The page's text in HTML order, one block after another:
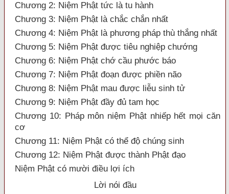
Chương 2: Niệm Phật tức là tu hành
Chương 3: Niệm Phật là chắc chắn nhất
Chương 4: Niệm Phật là phương pháp thù thắng nhất
Chương 5: Niệm Phật được tiêu nghiệp chướng
Chương 6: Niệm Phật chớ cầu phước báo
Chương 7: Niệm Phật đoạn được phiền não
Chương 8: Niệm Phật mau được liễu sinh tử
Chương 9: Niệm Phật đầy đủ tam học
Chương 10: Pháp môn niệm Phật nhiếp hết mọi căn
cơ
Chương 11: Niệm Phật có thể độ chúng sinh
Chương 12: Niệm Phật được thành Phật đạo
Niệm Phật có mười điều lợi ích
Lời nói đầu